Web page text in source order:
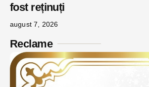
fost reținuți
august 7, 2026
Reclame